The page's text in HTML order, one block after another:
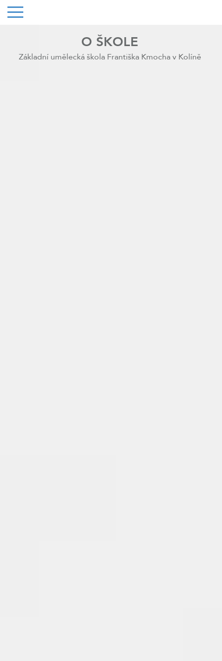
O ŠKOLE
Základní umělecká škola Františka Kmocha v Kolíně